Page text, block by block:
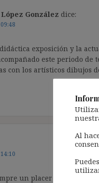
González dice:
exposición y la
este periodo de
con los artísticos dibujos
un placer leerte…En
Al